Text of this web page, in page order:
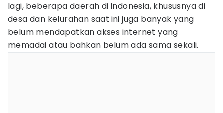
lagi, beberapa daerah di Indonesia, khususnya di
desa dan kelurahan saat ini juga banyak yang
belum mendapatkan akses internet yang
memadai atau bahkan belum ada sama sekali.